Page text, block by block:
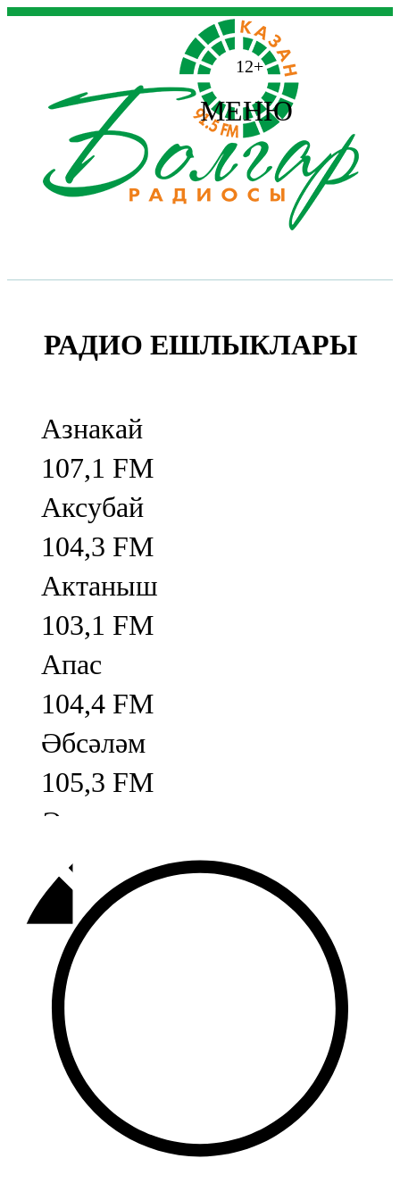
12+
МЕНЮ
РАДИО ЕШЛЫКЛАРЫ
Азнакай
107,1 FM
Аксубай
104,3 FM
Актаныш
103,1 FM
Апас
104,4 FM
Әбсәләм
105,3 FM
Әлмәт
92,9 FM
Базарлы матак
107,1 FM
Балык бистәсе
104,9 FM
Баулы
107,5 FM
Биләр